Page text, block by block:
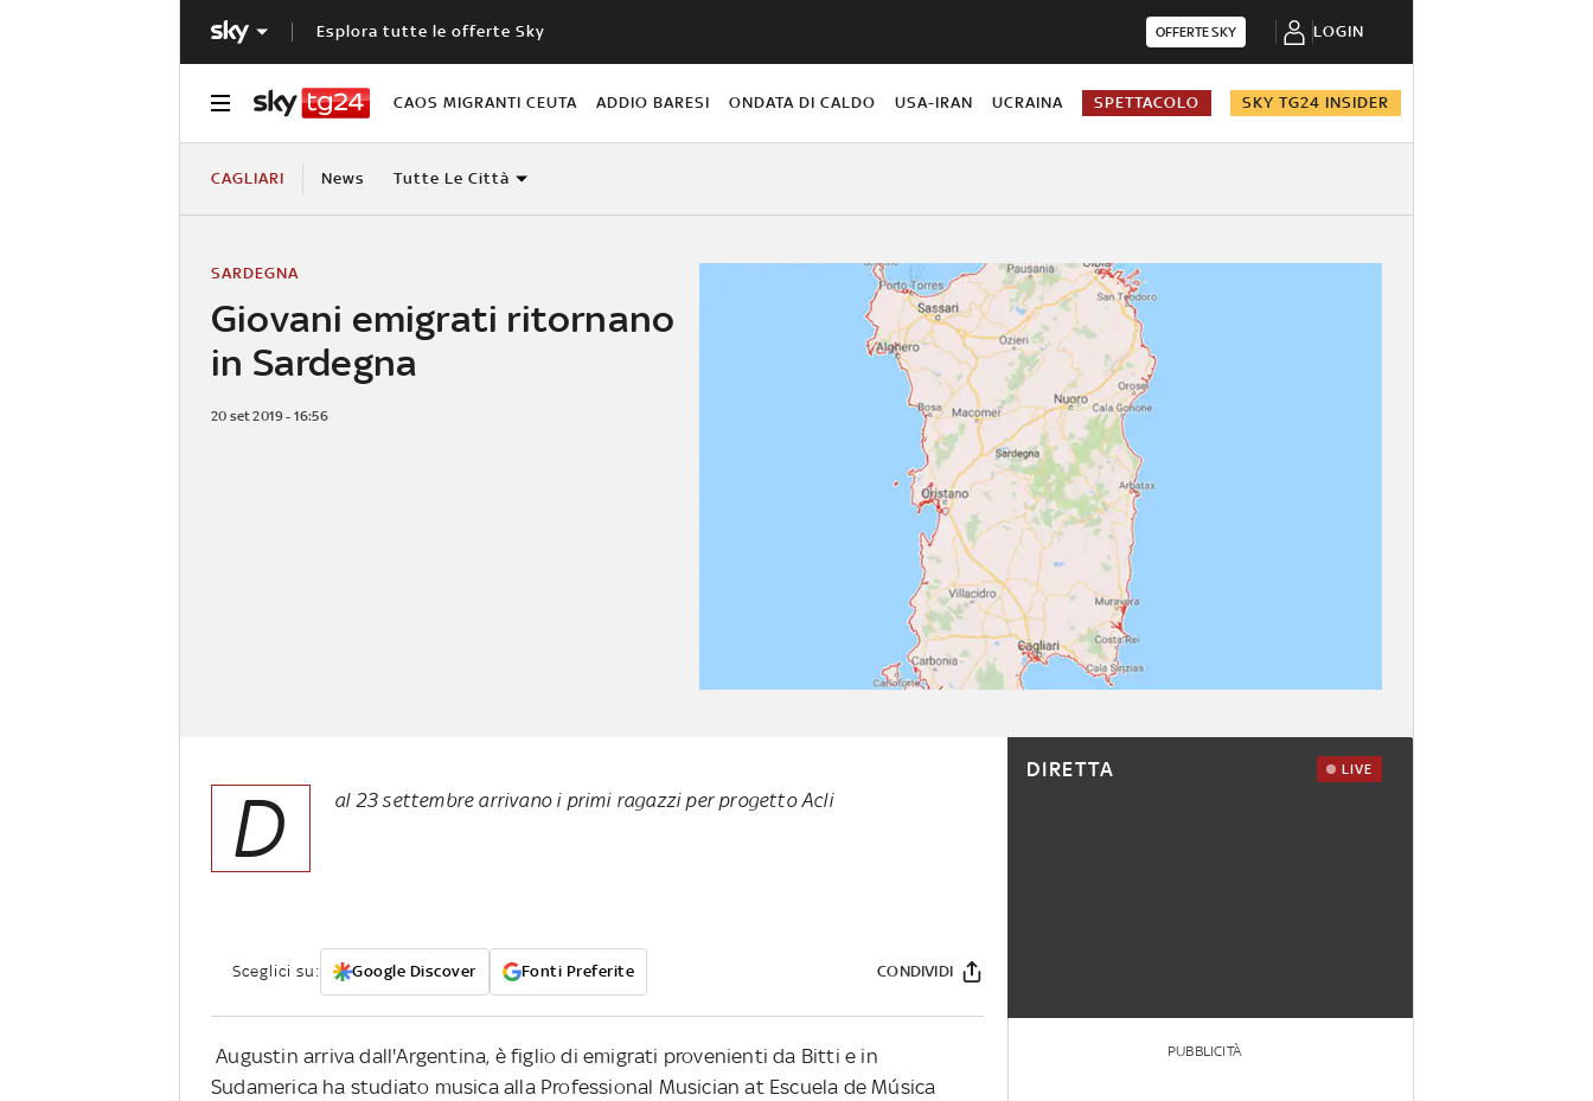
Esplora tutte le offerte Sky OFFERTE SKY LOGIN
CAOS MIGRANTI CEUTA ADDIO BARESI ONDATA DI CALDO USA-IRAN UCRAINA SPETTACOLO SKY TG24 INSIDER
CAGLIARI News Tutte Le Città
Giovani emigrati ritornano
in Sardegna
SARDEGNA
20 set 2019 - 16:56
D al 23 settembre arrivano i primi ragazzi per progetto Acli
Sceglici su: Google Discover Fonti Preferite CONDIVIDI
Augustin arriva dall'Argentina, è figlio di emigrati provenienti da Bitti e in
Sudamerica ha studiato musica alla Professional Musician at Escuela de Música
DIRETTA LIVE
PUBBLICITÀ